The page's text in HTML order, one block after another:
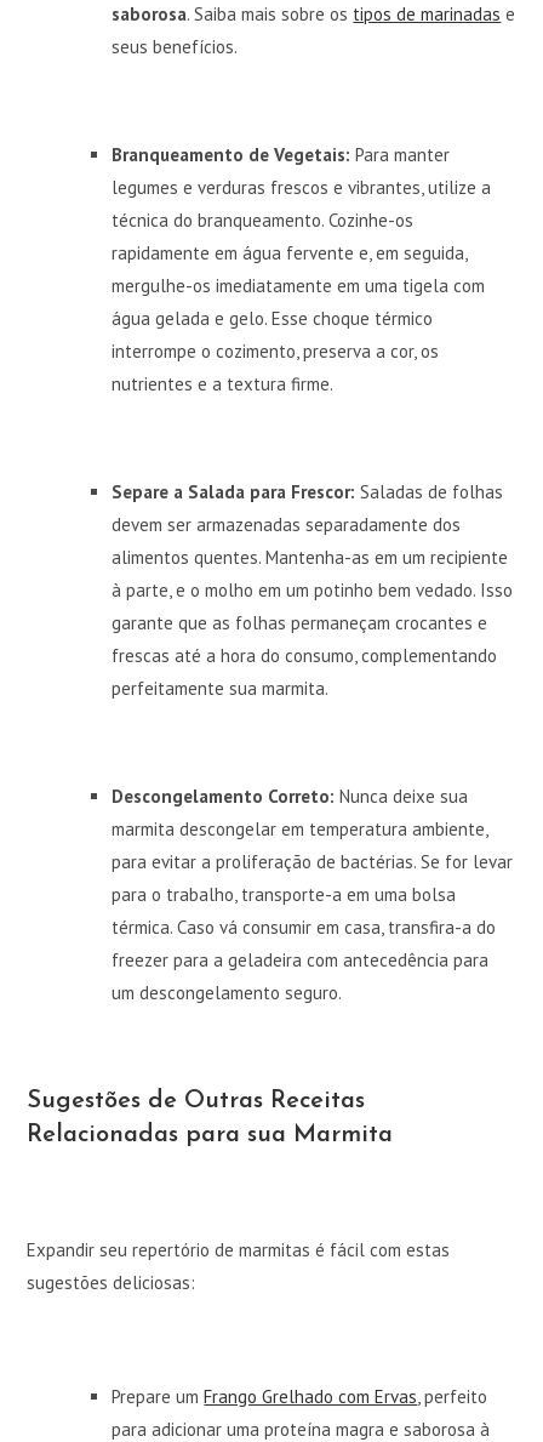
saborosa. Saiba mais sobre os tipos de marinadas e
seus benefícios.
Branqueamento de Vegetais: Para manter
legumes e verduras frescos e vibrantes, utilize a
técnica do branqueamento. Cozinhe-os
rapidamente em água fervente e, em seguida,
mergulhe-os imediatamente em uma tigela com
água gelada e gelo. Esse choque térmico
interrompe o cozimento, preserva a cor, os
nutrientes e a textura firme.
Separe a Salada para Frescor: Saladas de folhas
devem ser armazenadas separadamente dos
alimentos quentes. Mantenha-as em um recipiente
à parte, e o molho em um potinho bem vedado. Isso
garante que as folhas permaneçam crocantes e
frescas até a hora do consumo, complementando
perfeitamente sua marmita.
Descongelamento Correto: Nunca deixe sua
marmita descongelar em temperatura ambiente,
para evitar a proliferação de bactérias. Se for levar
para o trabalho, transporte-a em uma bolsa
térmica. Caso vá consumir em casa, transfira-a do
freezer para a geladeira com antecedência para
um descongelamento seguro.
Sugestões de Outras Receitas
Relacionadas para sua Marmita
Expandir seu repertório de marmitas é fácil com estas
sugestões deliciosas:
Prepare umFrango Grelhado com Ervas , perfeito
para adicionar uma proteína magra e saborosa à